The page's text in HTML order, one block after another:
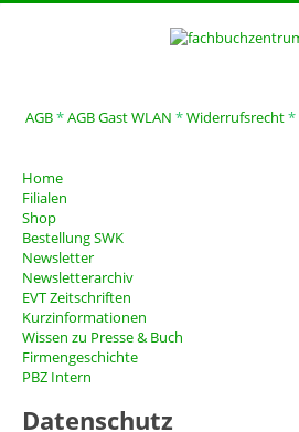
AGB*AGB Gast WLAN *Widerrufsrecht*
Home
Filialen
Shop
Bestellung SWK
Newsletter
Newsletterarchiv
EVT Zeitschriften
Kurzinformationen
Wissen zu Presse & Buch
Firmengeschichte
PBZ Intern
Datenschutz